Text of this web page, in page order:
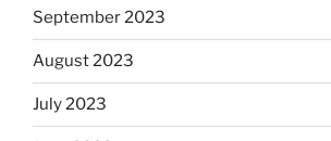
September 2023
August 2023
July 2023